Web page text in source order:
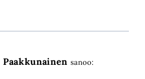
sanoo: